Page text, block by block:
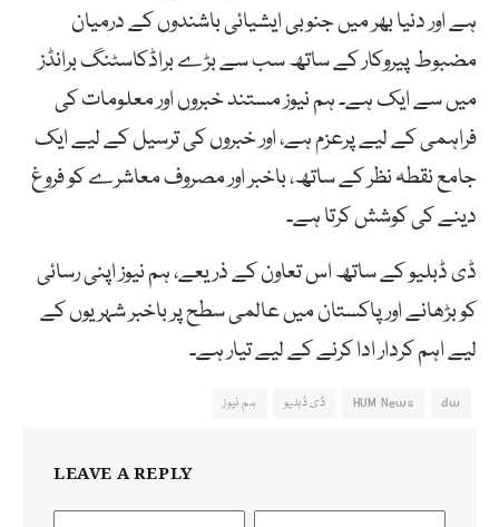
ہے اور دنیا بھر میں جنوبی ایشیائی باشندوں کے درمیان
مضبوط پیروکار کے ساتھ سب سے بڑے براڈکاسٹنگ برانڈز
میں سے ایک ہے۔ ہم نیوز مستند خبروں اور معلومات کی
فراہمی کے لیے پرعزم ہے، اور خبروں کی ترسیل کے لیے ایک
جامع نقطہ نظر کے ساتھ، باخبر اور مصروف معاشرے کو فروغ
دینے کی کوشش کرتا ہے۔
ڈی ڈبلیو کے ساتھ اس تعاون کے ذریعے، ہم نیوز اپنی رسائی
کو بڑھانے اور پاکستان میں عالمی سطح پر باخبر شہریوں کے
لیے اہم کردار ادا کرنے کے لیے تیار ہے۔
dw
HUM News ڈی ڈبلیو ہم نیوز
LEAVE A REPLY